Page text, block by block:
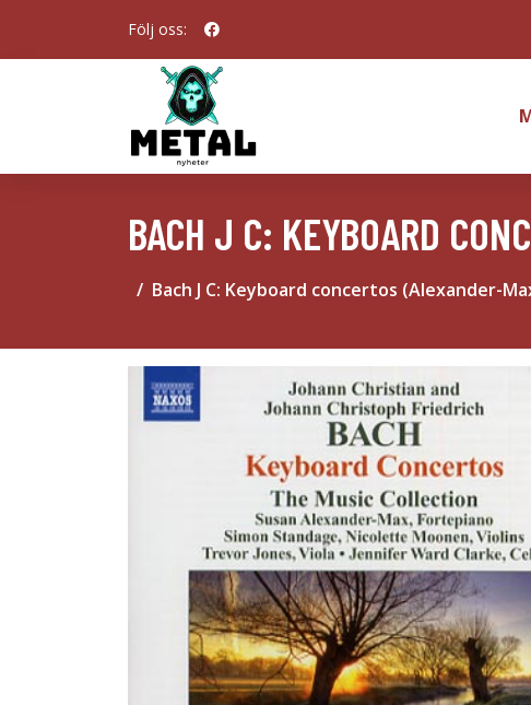
Följ oss:
BACH J C: KEYBOARD
Bach J C: Keyboard concertos (Alexander-